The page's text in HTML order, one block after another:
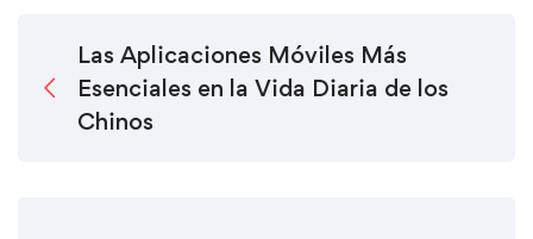
Las Aplicaciones Móviles Más
Esenciales en la Vida Diaria de los
Chinos